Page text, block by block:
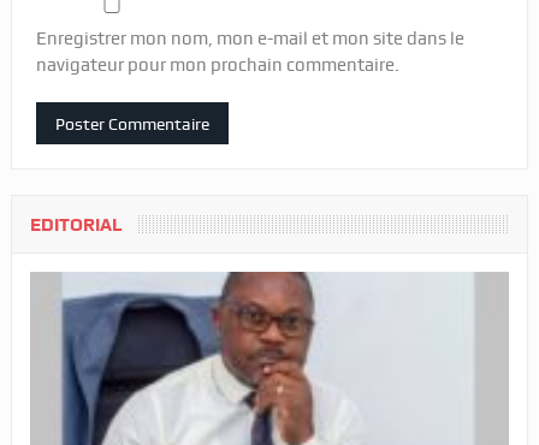
Enregistrer mon nom, mon e-mail et mon site dans le
navigateur pour mon prochain commentaire.
EDITORIAL